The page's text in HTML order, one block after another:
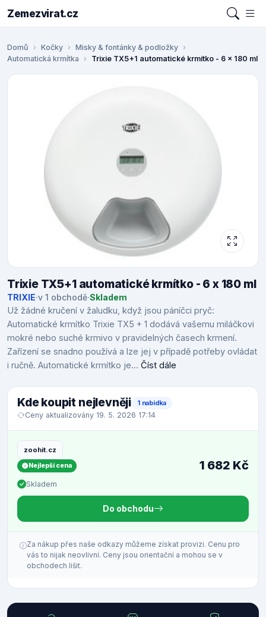
Zemezvirat.cz
Domů Kočky
Misky & fontánky & podložky
Automatická krmítka
Trixie TX5+1 automatické krmítko - 6 x 180 ml
Trixie TX5+1 automatické krmítko - 6 x 180 ml
TRIXIE·v 1 obchodě·Skladem
Už žádné kručení v žaludku, když jsou páníčci pryč:
Automatické krmítko Trixie TX5 + 1 dodává vašemu miláčkovi
mokré nebo suché krmivo v pravidelných časech krmení.
Zařízení se snadno používá a lze jej v případě potřeby ovládat
i ručně. Automatické krmítko je... Číst dále
Kde koupit nejlevněji 1 nabídka
Ceny aktualizovány 19. 5. 2026 17:14
zoohit.cz
Nejlepší cena
Skladem
1 682 Kč
Do obchodu
Za nákup přes naše odkazy můžeme získat provizi. Cenu pro
vás to nijak neovlivní. Ceny jsou orientační a mohou se v
obchodech lišit.